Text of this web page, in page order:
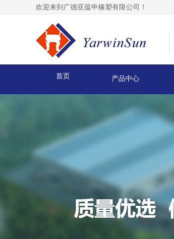
欢迎来到广德亚蕴申橡塑有限公司！
首页 产品中心